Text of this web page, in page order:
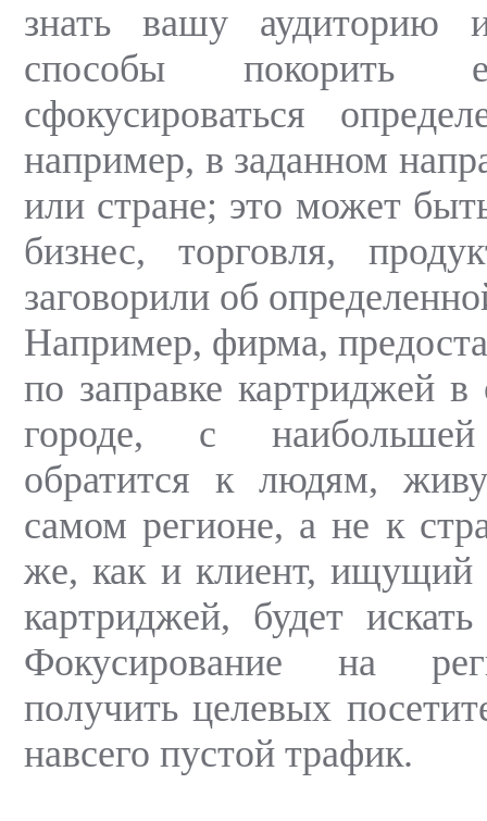
знать вашу аудиторию
способы покорить
сфокусироваться
например, в заданном
или стране; это может
бизнес, торговля,
заговорили об
Например, фирма,
по заправке картриджей в
городе, с наибольшей
обратится к людям,
самом регионе, а не к
же, как и клиент, ищущий
картриджей, будет
Фокусирование на
получить целевых
навсего пустой трафик.